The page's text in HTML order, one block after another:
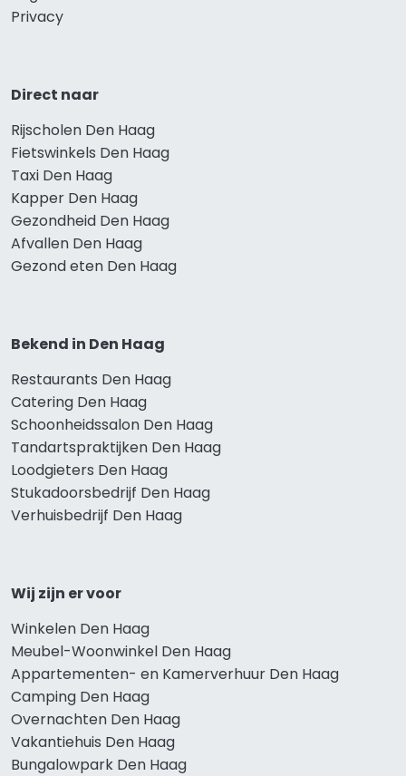
Privacy
Direct naar
Rijscholen Den Haag
Fietswinkels Den Haag
Taxi Den Haag
Kapper Den Haag
Gezondheid Den Haag
Afvallen Den Haag
Gezond eten Den Haag
Bekend in Den Haag
Restaurants Den Haag
Catering Den Haag
Schoonheidssalon Den Haag
Tandartspraktijken Den Haag
Loodgieters Den Haag
Stukadoorsbedrijf Den Haag
Verhuisbedrijf Den Haag
Wij zijn er voor
Winkelen Den Haag
Meubel-Woonwinkel Den Haag
Appartementen- en Kamerverhuur Den Haag
Camping Den Haag
Overnachten Den Haag
Vakantiehuis Den Haag
Bungalowpark Den Haag